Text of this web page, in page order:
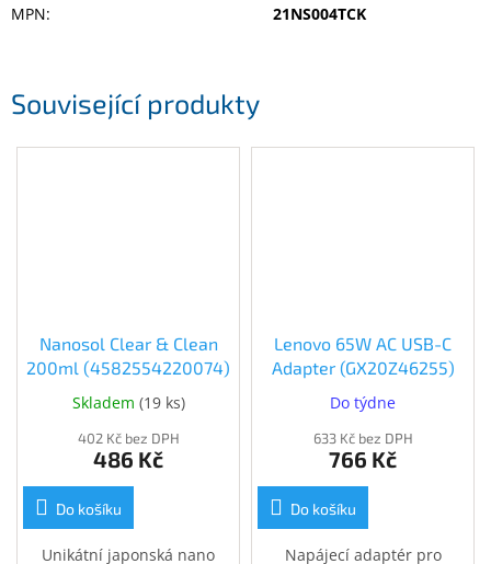
Související produkty
Nanosol Clear & Clean
200ml (4582554220074)
Skladem (19 ks)
402 Kč bez DPH
486 Kč
Do košíku
Unikátní japonská nano
Lenovo 65W AC USB-C
Adapter (GX20Z46255)
Do týdne
633 Kč bez DPH
766 Kč
Do košíku
Napájecí adaptér pro
MPN: 21NS004TCK